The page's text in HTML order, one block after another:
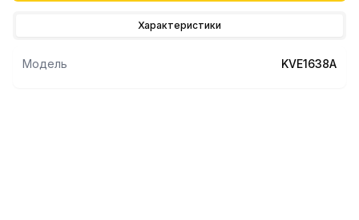
Характеристики
Модель KVE1638A